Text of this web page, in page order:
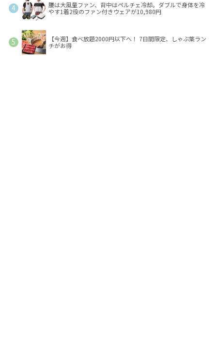
腰は大風量ファン、背中はペルチェ冷却。ダブルで身体を冷
やす1着2役のファン付きウェアが10,980円
【今週】食べ放題2000円以下へ！ 7日間限定、しゃぶ葉ラン
チがお得